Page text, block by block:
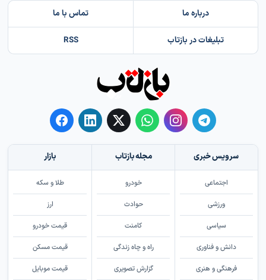
درباره ما تماس با ما
تبلیغات در بازتاب RSS
سرویس خبری
اجتماعی
ورزشی
سیاسی
دانش و فناوری
فرهنگی و هنری
مجله بازتاب
خودرو
حوادث
کامنت
راه و چاه زندگی
گزارش تصویری
بازار
طلا و سکه
ارز
قیمت خودرو
قیمت مسکن
قیمت موبایل